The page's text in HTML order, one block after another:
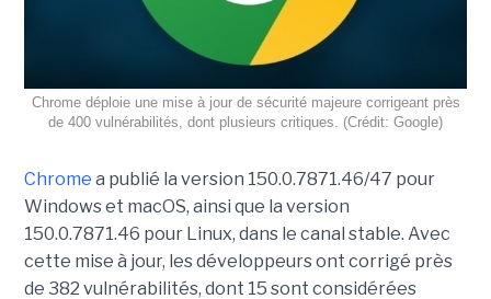
Chrome déploie une mise à jour de sécurité majeure corrigeant près
de 400 vulnérabilités, dont plusieurs critiques. (Crédit: Google)
Chrome a publié la version 150.0.7871.46/47 pour
Windows et macOS, ainsi que la version
150.0.7871.46 pour Linux, dans le canal stable. Avec
cette mise à jour, les développeurs ont corrigé près
de 382 vulnérabilités, dont 15 sont considérées